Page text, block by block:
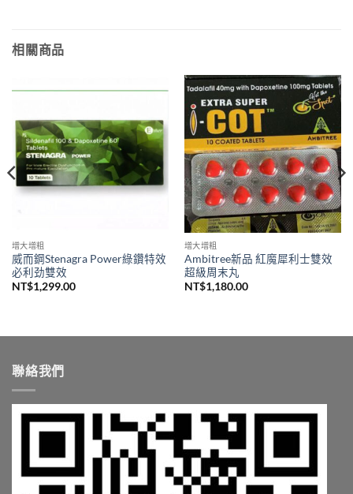
相關商品
增大增粗
威而鋼Stenagra Power綠鑽特效
必利劲雙效
NT$1,299.00
增大增粗
Ambitree新品 紅魔犀利士雙效
超級周末丸
NT$1,180.00
。
聯絡我們